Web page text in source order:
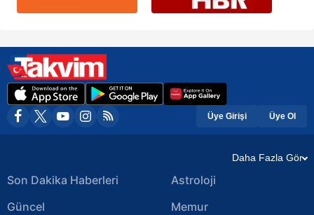
Üye Girişi Üye Ol
Daha Fazla Gör
Son Dakika Haberleri
Güncel
Astroloji
Memur